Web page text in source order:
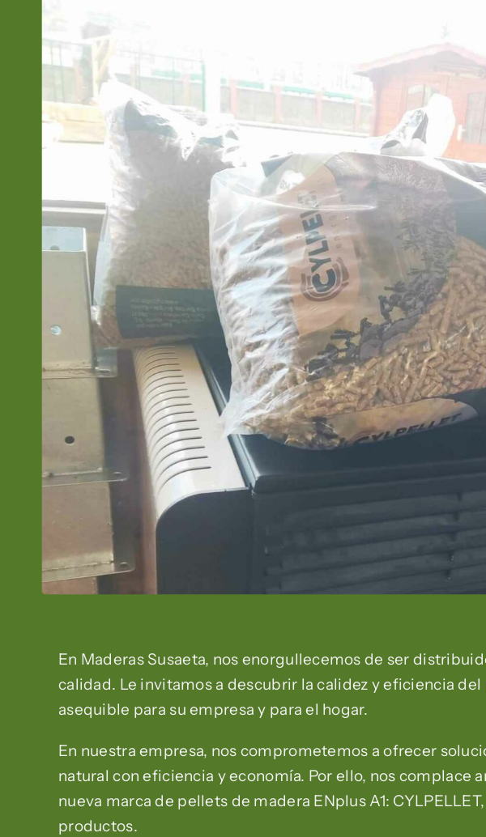
En Maderas Susaeta, nos enorgullecemos de ser
calidad. Le invitamos a descubrir la calidez y eficiencia
asequible para su empresa y para el hogar.
En nuestra empresa, nos comprometemos a ofrecer
natural con eficiencia y economía. Por ello, nos complace
nueva marca de pellets de madera ENplus A1:
productos.